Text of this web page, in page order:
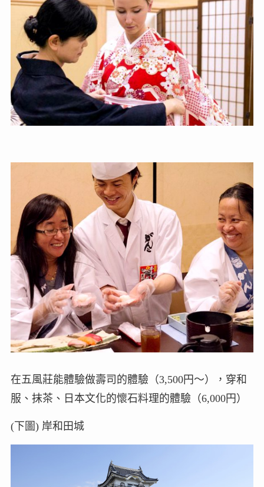
在五風莊能體驗做壽司的體驗（3,500円〜），穿和
服、抹茶、日本文化的懷石料理的體驗（6,000円）
(下圖) 岸和田城